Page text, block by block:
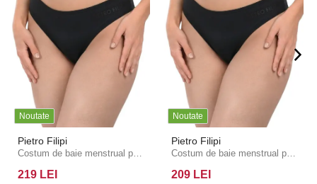
Noutate
Pietro Filipi
Costum de baie menstrual pentru femei Pietro Filipi Femme talie joasă heavy partea de jos neagră
219 LEI
Noutate
Pietro Filipi
Costum de baie menstrual pentru femei Pietro Filipi Femme talie joasă protecție moderată negru partea de jos
209 LEI